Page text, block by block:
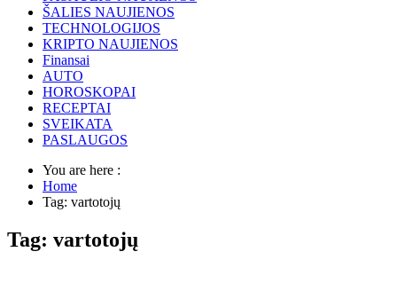
ŠALIES NAUJIENOS
TECHNOLOGIJOS
KRIPTO NAUJIENOS
Finansai
AUTO
HOROSKOPAI
RECEPTAI
SVEIKATA
PASLAUGOS
You are here :
Home
Tag: vartotojų
Tag: vartotojų